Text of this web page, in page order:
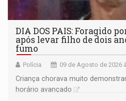
DIA DOS PAIS: Foragido
após levar filho de dois
fumo
Polícia 09 de Agosto de 2026
Criança chorava muito
horário avançado